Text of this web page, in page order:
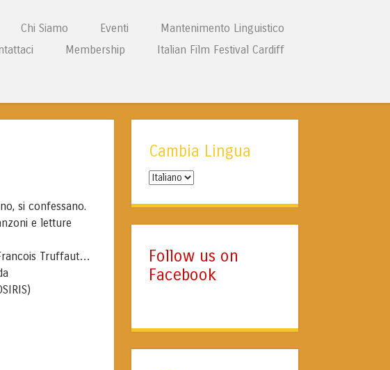
Chi Siamo Eventi
Mantenimento Linguistico
Membership Italian Film Festival Cardiff
si confessano.
e letture
Truffaut…
Cambia Lingua
Cambia
Follow us on
Facebook